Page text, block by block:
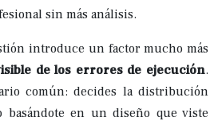
sin más análisis.
introduce un factor mucho más
de los errores de ejecución.
común: decides la distribución
en un diseño que viste